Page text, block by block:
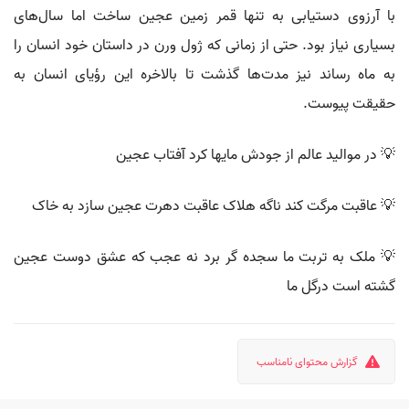
با آرزوی دستیابی به تنها قمر زمین عجین ساخت اما سال‌های
بسیاری نیاز بود. حتی از زمانی که ژول ورن در داستان خود انسان را
به ماه رساند نیز مدت‌ها گذشت تا بالاخره این رؤیای انسان به
حقیقت پیوست.
💡 در موالید عالم از جودش مایها کرد آفتاب عجین
💡 عاقبت مرگت کند ناگه هلاک عاقبت دهرت عجین سازد به خاک
💡 ملک به تربت ما سجده گر برد نه عجب که عشق دوست عجین
گشته است درگل ما
گزارش محتوای نامناسب